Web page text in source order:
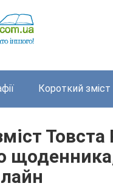
Короткий зміст